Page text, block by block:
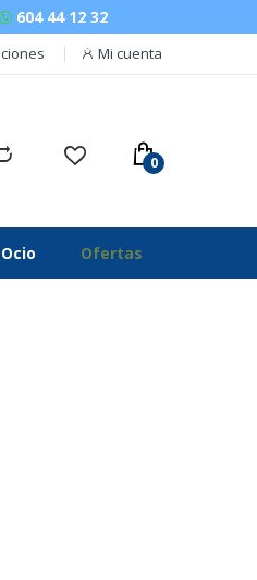
604 44 12 32
Mi cuenta
Ocio Ofertas